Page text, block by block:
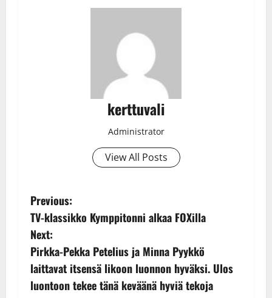
kerttuvali
Administrator
View All Posts
P
o
s
t
Previous:
TV-klassikko Kymppitonni alkaa FOXilla
Next:
Pirkka-Pekka Petelius ja Minna Pyykkö
laittavat itsensä likoon luonnon hyväksi. Ulos
luontoon tekee tänä keväänä hyviä tekoja